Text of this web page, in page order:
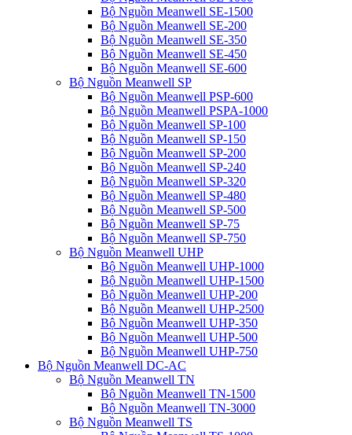
Bộ Nguồn Meanwell SE-1500
Bộ Nguồn Meanwell SE-200
Bộ Nguồn Meanwell SE-350
Bộ Nguồn Meanwell SE-450
Bộ Nguồn Meanwell SE-600
Bộ Nguồn Meanwell SP
Bộ Nguồn Meanwell PSP-600
Bộ Nguồn Meanwell PSPA-1000
Bộ Nguồn Meanwell SP-100
Bộ Nguồn Meanwell SP-150
Bộ Nguồn Meanwell SP-200
Bộ Nguồn Meanwell SP-240
Bộ Nguồn Meanwell SP-320
Bộ Nguồn Meanwell SP-480
Bộ Nguồn Meanwell SP-500
Bộ Nguồn Meanwell SP-75
Bộ Nguồn Meanwell SP-750
Bộ Nguồn Meanwell UHP
Bộ Nguồn Meanwell UHP-1000
Bộ Nguồn Meanwell UHP-1500
Bộ Nguồn Meanwell UHP-200
Bộ Nguồn Meanwell UHP-2500
Bộ Nguồn Meanwell UHP-350
Bộ Nguồn Meanwell UHP-500
Bộ Nguồn Meanwell UHP-750
Bộ Nguồn Meanwell DC-AC
Bộ Nguồn Meanwell TN
Bộ Nguồn Meanwell TN-1500
Bộ Nguồn Meanwell TN-3000
Bộ Nguồn Meanwell TS